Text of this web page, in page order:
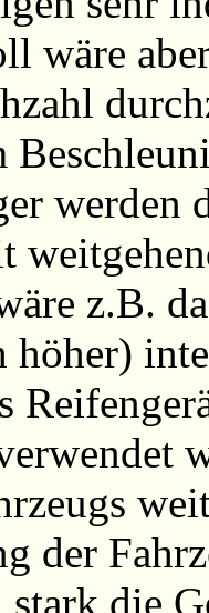
wäre
werden
z.B.
höher)
der
die